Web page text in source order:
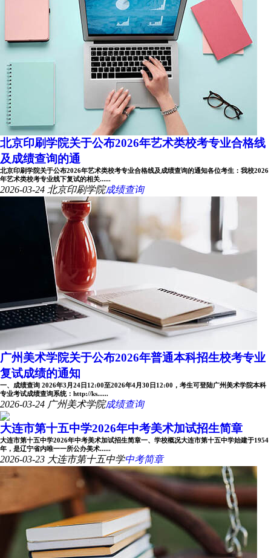
北京印刷学院关于公布2026年艺术类校考专业合格线
及成绩查询的通
北京印刷学院关于公布2026年艺术类校考专业合格线及成绩查询的通知各位考生：我校2026
年艺术类校考专业线下复试的相关......
2026-03-24 北京印刷学院成绩查询
广州美术学院关于公布2026年普通本科招生校考专业
复试成绩的通知
一、成绩查询 2026年3月24日12:00至2026年4月30日12:00，考生可登陆广州美术学院本科
专业考试成绩查询系统：http://ks......
2026-03-24 广州美术学院成绩查询
大连市第十五中学2026年中考美术加试招生简章
大连市第十五中学2026年中考美术加试招生简章一、学校概况大连市第十五中学始建于1954
年，是辽宁省内唯一一所公办美术......
2026-03-23 大连市第十五中学中考简章